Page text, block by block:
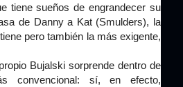
tiene sueños de engrandecer su
de Danny a Kat (Smulders), la
pero también la más exigente,
Bujalski sorprende dentro de
convencional: sí, en efecto,